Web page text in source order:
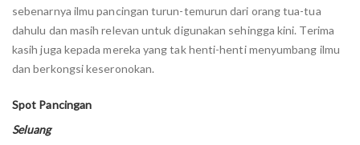
sebenarnya ilmu pancingan turun-temurun dari orang tua-tua
dahulu dan masih relevan untuk digunakan sehingga kini. Terima
kasih juga kepada mereka yang tak henti-henti menyumbang ilmu
dan berkongsi keseronokan.
Spot Pancingan
Seluang